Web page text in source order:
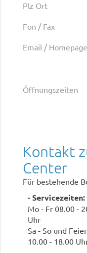
Plz Ort
Fon / Fax
Email / Homepage
Öffnungszeiten
Kontakt
Center
Für bestehende
- Servicezeiten:
Mo - Fr 08.00 -
Uhr
Sa - So und
10.00 - 18.00